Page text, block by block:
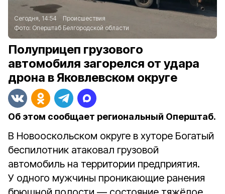
Сегодня, 14:54
Происшествия
Фото: Оперштаб Белгородской области
Полуприцеп грузового
автомобиля загорелся от удара
дрона в Яковлевском округе
Об этом сообщает региональный Оперштаб.
В Новооскольском округе в хуторе Богатый
беспилотник атаковал грузовой
автомобиль на территории предприятия.
У одного мужчины проникающие ранения